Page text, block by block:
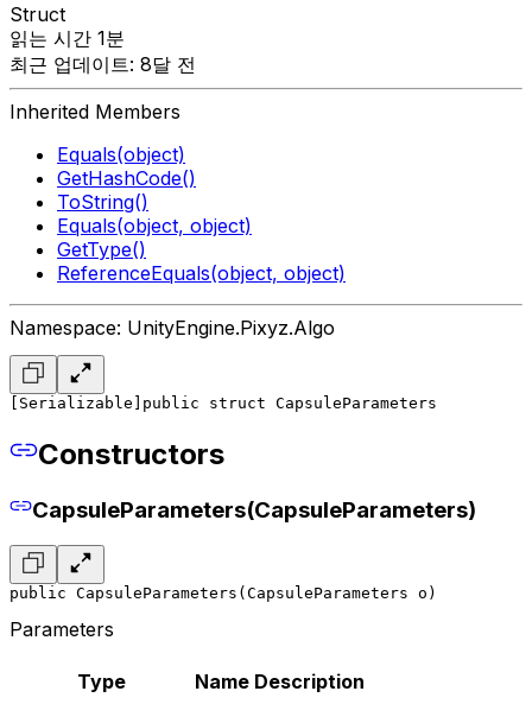
Struct
읽는 시간 1분
최근 업데이트: 8달 전
Inherited Members
Equals(object)
GetHashCode()
ToString()
Equals(object, object)
GetType()
ReferenceEquals(object, object)
Namespace: UnityEngine.Pixyz.Algo
[Serializable] public struct CapsuleParameters
Constructors
CapsuleParameters(CapsuleParameters)
public CapsuleParameters(CapsuleParameters o)
Parameters
Type Name Description